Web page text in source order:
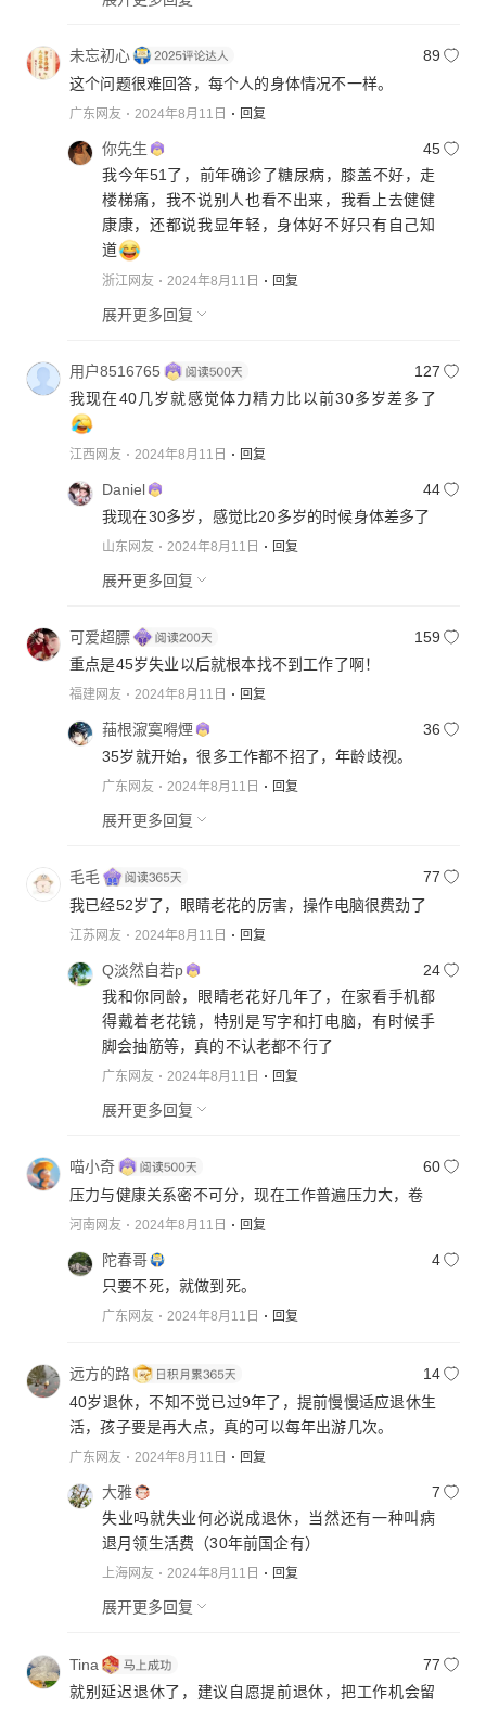
未忘初心
89
这个问题很难回答，每个人的身体情况不一样。
广东网友 2024年8月11日 回复
你先生
45
我今年51了，前年确诊了糖尿病，膝盖不好，走
楼梯痛，我不说别人也看不出来，我看上去健健
康康，还都说我显年轻，身体好不好只有自己知
道
浙江网友 2024年8月11日 回复
展开更多回复
用户8516765
127
我现在40几岁就感觉体力精力比以前30多岁差多了
江西网友 2024年8月11日 回复
Daniel
44
我现在30多岁，感觉比20多岁的时候身体差多了
山东网友 2024年8月11日 回复
展开更多回复
可爱超膘
159
重点是45岁失业以后就根本找不到工作了啊！
福建网友 2024年8月11日 回复
菗根漃寞嘚煙
36
35岁就开始，很多工作都不招了，年龄歧视。
广东网友 2024年8月11日 回复
展开更多回复
毛毛
77
我已经52岁了，眼睛老花的厉害，操作电脑很费劲了
江苏网友 2024年8月11日 回复
Q淡然自若p
24
我和你同龄，眼睛老花好几年了，在家看手机都
得戴着老花镜，特别是写字和打电脑，有时候手
脚会抽筋等，真的不认老都不行了
广东网友 2024年8月11日 回复
展开更多回复
喵小奇
60
压力与健康关系密不可分，现在工作普遍压力大，卷
河南网友 2024年8月11日 回复
陀春哥
4
只要不死，就做到死。
广东网友 2024年8月11日 回复
远方的路
14
40岁退休，不知不觉已过9年了，提前慢慢适应退休生
活，孩子要是再大点，真的可以每年出游几次。
广东网友 2024年8月11日 回复
大雅
7
失业吗就失业何必说成退休，当然还有一种叫病
退月领生活费（30年前国企有）
上海网友 2024年8月11日 回复
展开更多回复
Tina
77
就别延迟退休了，建议自愿提前退休，把工作机会留